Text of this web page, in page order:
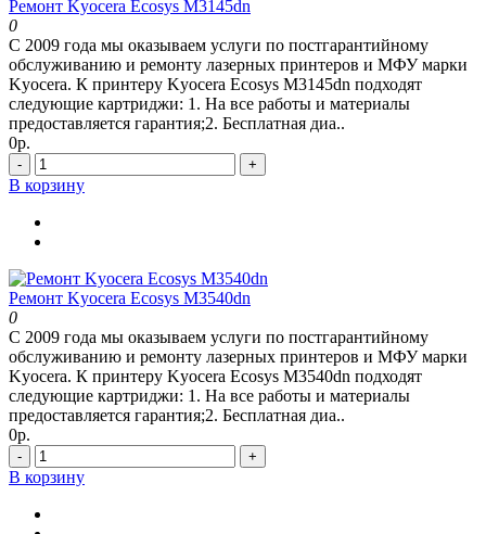
Ремонт Kyocera Ecosys M3145dn
0
С 2009 года мы оказываем услуги по постгарантийному
обслуживанию и ремонту лазерных принтеров и МФУ марки
Kyocera. К принтеру Kyocera Ecosys M3145dn подходят
следующие картриджи: 1. На все работы и материалы
предоставляется гарантия;2. Бесплатная диа..
0р.
- +
В корзину
Ремонт Kyocera Ecosys M3540dn
0
С 2009 года мы оказываем услуги по постгарантийному
обслуживанию и ремонту лазерных принтеров и МФУ марки
Kyocera. К принтеру Kyocera Ecosys M3540dn подходят
следующие картриджи: 1. На все работы и материалы
предоставляется гарантия;2. Бесплатная диа..
0р.
- +
В корзину